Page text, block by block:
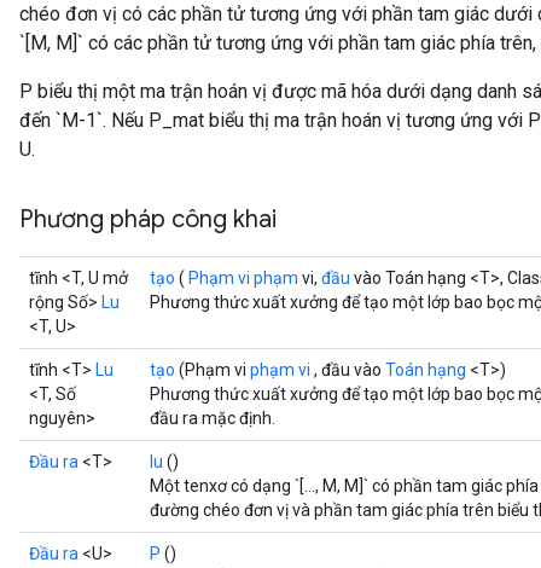
chéo đơn vị có các phần tử tương ứng với phần tam giác dưới
`[M, M]` có các phần tử tương ứng với phần tam giác phía
P biểu thị một ma trận hoán vị được mã hóa dưới dạng danh
đến `M-1`. Nếu P_mat biểu thị ma trận hoán vị tương ứng với
U.
Phương pháp công khai
tĩnh <T, U mở
rộng Số> Lu
<T, U>
tạo ( Phạm vi phạm vi, đầu vào Toán hạng <T>,
Phương thức xuất xưởng để tạo một lớp bao bọc
tĩnh <T> Lu
<T, Số
nguyên>
tạo (Phạm vi phạm vi , đầu vào Toán hạng <T>)
Phương thức xuất xưởng để tạo một lớp bao bọc
đầu ra mặc định.
Đầu ra <T> lu ()
Một tenxơ có dạng `[..., M, M]` có phần tam giác
đường chéo đơn vị và phần tam giác phía trên biểu
Đầu ra <U> P ()